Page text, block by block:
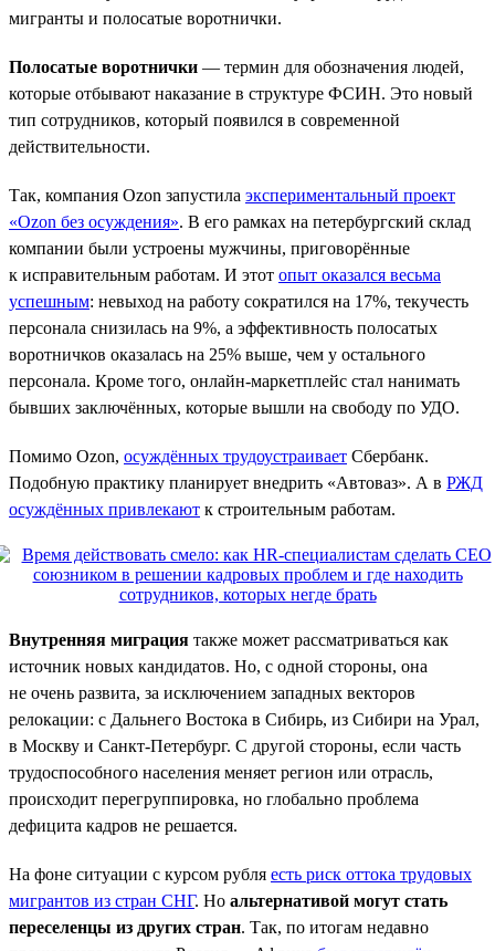
мигранты и полосатые воротнички.
Полосатые воротнички — термин для обозначения людей,
которые отбывают наказание в структуре ФСИН. Это новый
тип сотрудников, который появился в современной
действительности.
Так, компания Ozon запустила экспериментальный проект
«Ozon без осуждения». В его рамках на петербургский склад
компании были устроены мужчины, приговорённые
к исправительным работам. И этот опыт оказался весьма
успешным: невыход на работу сократился на 17%, текучесть
персонала снизилась на 9%, а эффективность полосатых
воротничков оказалась на 25% выше, чем у остального
персонала. Кроме того, онлайн-маркетплейс стал нанимать
бывших заключённых, которые вышли на свободу по УДО.
Помимо Ozon, осуждённых трудоустраивает Сбербанк.
Подобную практику планирует внедрить «Автоваз». А в РЖД
осуждённых привлекают к строительным работам.
Внутренняя миграция также может рассматриваться как
источник новых кандидатов. Но, с одной стороны, она
не очень развита, за исключением западных векторов
релокации: с Дальнего Востока в Сибирь, из Сибири на Урал,
в Москву и Санкт-Петербург. С другой стороны, если часть
трудоспособного населения меняет регион или отрасль,
происходит перегруппировка, но глобально проблема
дефицита кадров не решается.
На фоне ситуации с курсом рубля есть риск оттока трудовых
мигрантов из стран СНГ. Но альтернативой могут стать
переселенцы из других стран. Так, по итогам недавно